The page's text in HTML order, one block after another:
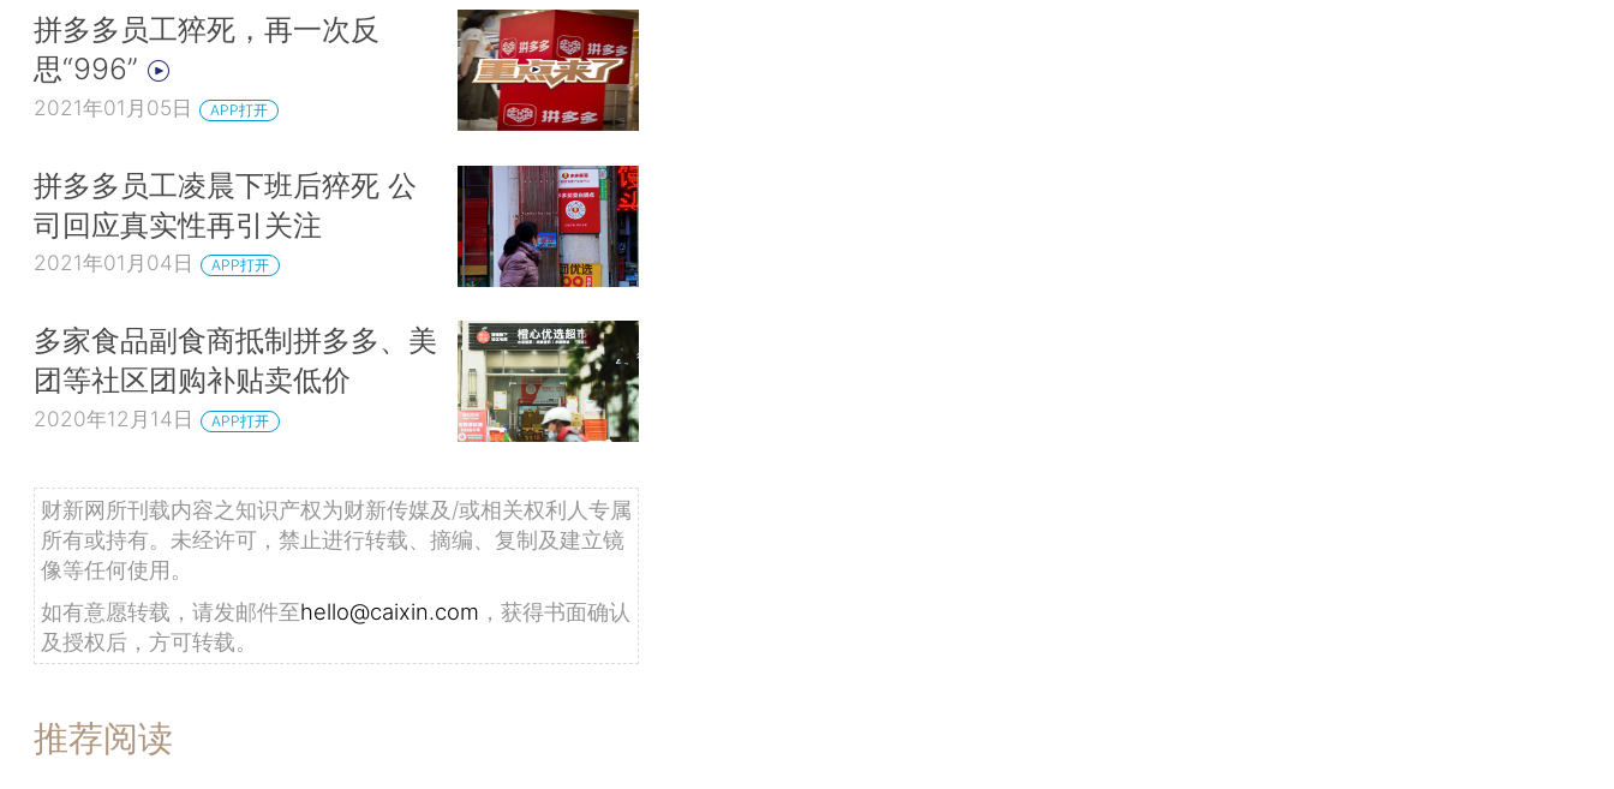
拼多多员工猝死，再一次反
思“996”
2021年01月05日 APP打开
拼多多员工凌晨下班后猝死 公
司回应真实性再引关注
2021年01月04日 APP打开
多家食品副食商抵制拼多多、美
团等社区团购补贴卖低价
2020年12月14日 APP打开
财新网所刊载内容之知识产权为财新传媒及/或相关权利人专属
所有或持有。未经许可，禁止进行转载、摘编、复制及建立镜
像等任何使用。
如有意愿转载，请发邮件至hello@caixin.com ，获得书面确认
及授权后，方可转载。
推荐阅读